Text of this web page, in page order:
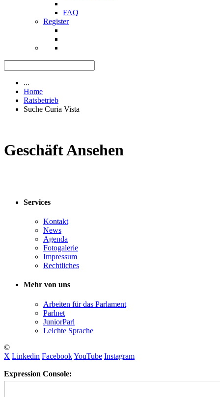
FAQ
Register
...
Home
Ratsbetrieb
Suche Curia Vista
Geschäft Ansehen
Services
Kontakt
News
Agenda
Fotogalerie
Impressum
Rechtliches
Mehr von uns
Arbeiten für das Parlament
Parlnet
JuniorParl
Leichte Sprache
©
X Linkedin FacebookYouTube Instagram
Expression Console: